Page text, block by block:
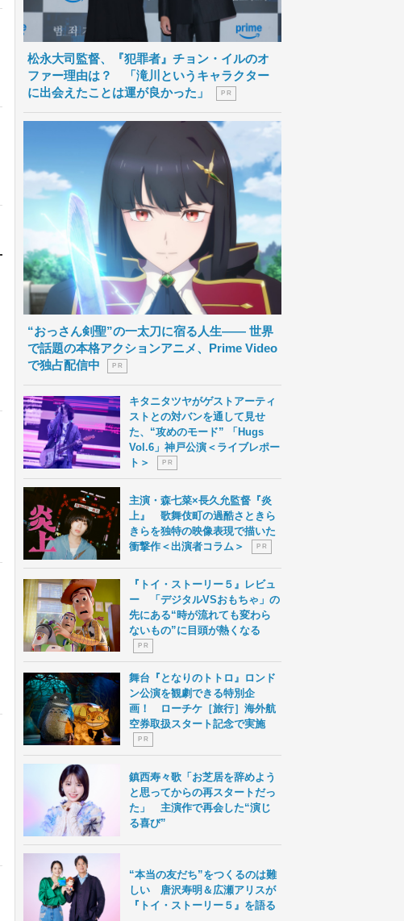
松永大司監督、『犯罪者』チョン・イルのオ
ファー理由は？ 「滝川というキャラクター
に出会えたことは運が良かった」
P R
“おっさん剣聖”の一太刀に宿る人生―― 世界
で話題の本格アクションアニメ、Prime Video
で独占配信中
P R
キタニタツヤがゲストアーティ
ストとの対バンを通して見せ
た、“攻めのモード” 「Hugs
Vol.6」神戸公演＜ライブレポー
ト＞
P R
主演・森七菜×長久允監督『炎
上』 歌舞伎町の過酷さときら
きらを独特の映像表現で描いた
衝撃作＜出演者コラム＞
P R
『トイ・ストーリー５』レビュ
ー 「デジタルVSおもちゃ」の
先にある“時が流れても変わら
ないもの”に目頭が熱くなる
P R
舞台『となりのトトロ』ロンド
ン公演を観劇できる特別企
画！ ローチケ［旅行］海外航
空券取扱スタート記念で実施
P R
鎮西寿々歌「お芝居を辞めよう
と思ってからの再スタートだっ
た」 主演作で再会した“演じ
る喜び”
“本当の友だち”をつくるのは難
しい 唐沢寿明＆広瀬アリスが
『トイ・ストーリー５』を語る